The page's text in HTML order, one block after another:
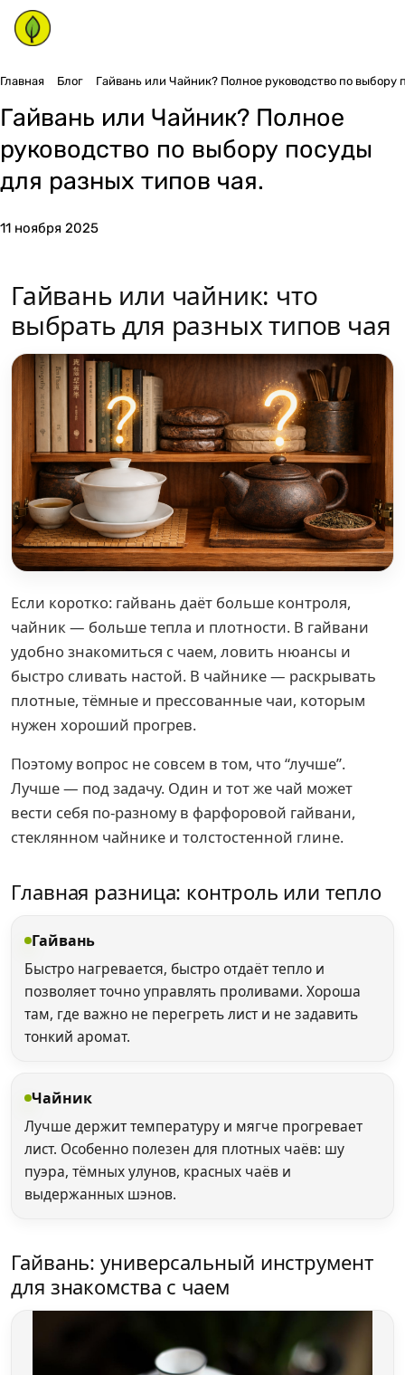
Главная Блог Гайвань или Чайник? Полное руководство по выбору
Гайвань или Чайник? Полное
руководство по выбору посуды
для разных типов чая.
11 ноября 2025
Гайвань или чайник: что
выбрать для разных типов чая
Если коротко: гайвань даёт больше контроля,
чайник — больше тепла и плотности. В гайвани
удобно знакомиться с чаем, ловить нюансы и
быстро сливать настой. В чайнике — раскрывать
плотные, тёмные и прессованные чаи, которым
нужен хороший прогрев.
Поэтому вопрос не совсем в том, что “лучше”.
Лучше — под задачу. Один и тот же чай может
вести себя по-разному в фарфоровой гайвани,
стеклянном чайнике и толстостенной глине.
Главная разница: контроль или тепло
Гайвань
Быстро нагревается, быстро отдаёт тепло и
позволяет точно управлять проливами. Хороша
там, где важно не перегреть лист и не задавить
тонкий аромат.
Чайник
Лучше держит температуру и мягче прогревает
лист. Особенно полезен для плотных чаёв: шу
пуэра, тёмных улунов, красных чаёв и
выдержанных шэнов.
Гайвань: универсальный инструмент
для знакомства с чаем